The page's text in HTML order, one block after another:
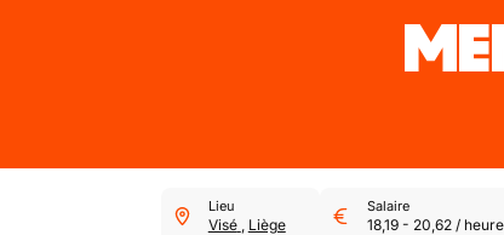
Lieu
Visé , Liège
Salaire
18,19- 20,62/ heure